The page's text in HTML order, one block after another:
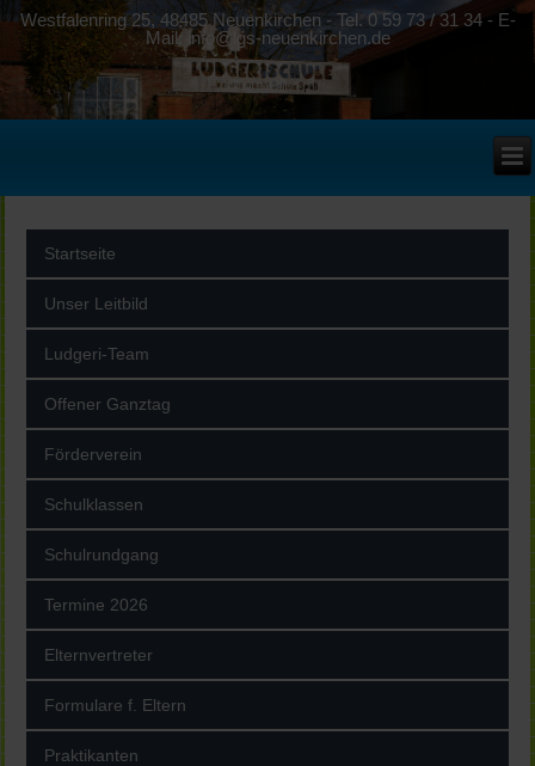
Westfalenring 25, 48485 Neuenkirchen - Tel. 0 59 73 / 31 34 - E-
Mail: info@lgs-neuenkirchen.de
Startseite
Unser Leitbild
Ludgeri-Team
Offener Ganztag
Förderverein
Schulklassen
Schulrundgang
Termine 2026
Elternvertreter
Formulare f. Eltern
Praktikanten